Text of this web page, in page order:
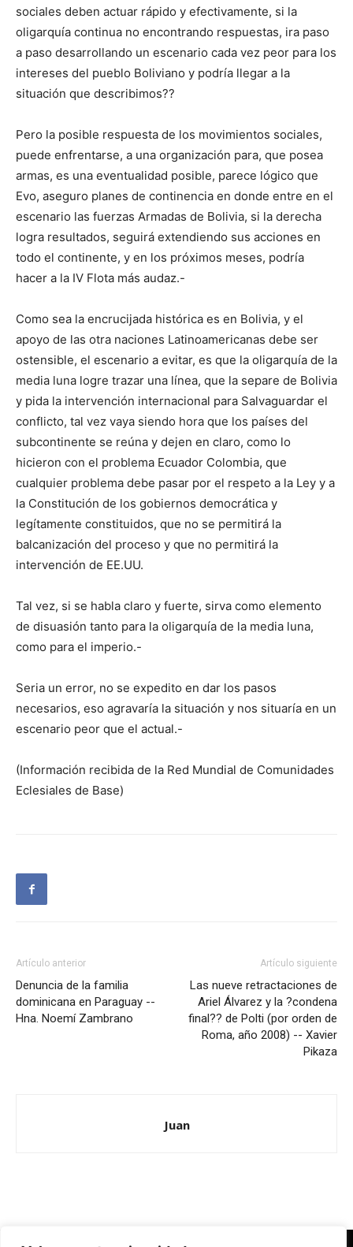
sociales deben actuar rápido y efectivamente, si la
oligarquía continua no encontrando respuestas, ira paso
a paso desarrollando un escenario cada vez peor para los
intereses del pueblo Boliviano y podría llegar a la
situación que describimos??
Pero la posible respuesta de los movimientos sociales,
puede enfrentarse, a una organización para, que posea
armas, es una eventualidad posible, parece lógico que
Evo, aseguro planes de continencia en donde entre en el
escenario las fuerzas Armadas de Bolivia, si la derecha
logra resultados, seguirá extendiendo sus acciones en
todo el continente, y en los próximos meses, podría
hacer a la IV Flota más audaz.-
Como sea la encrucijada histórica es en Bolivia, y el
apoyo de las otra naciones Latinoamericanas debe ser
ostensible, el escenario a evitar, es que la oligarquía de la
media luna logre trazar una línea, que la separe de Bolivia
y pida la intervención internacional para Salvaguardar el
conflicto, tal vez vaya siendo hora que los países del
subcontinente se reúna y dejen en claro, como lo
hicieron con el problema Ecuador Colombia, que
cualquier problema debe pasar por el respeto a la Ley y a
la Constitución de los gobiernos democrática y
legítamente constituidos, que no se permitirá la
balcanización del proceso y que no permitirá la
intervención de EE.UU.
Tal vez, si se habla claro y fuerte, sirva como elemento
de disuasión tanto para la oligarquía de la media luna,
como para el imperio.-
Seria un error, no se expedito en dar los pasos
necesarios, eso agravaría la situación y nos situaría en un
escenario peor que el actual.-
(Información recibida de la Red Mundial de Comunidades
Eclesiales de Base)
Artículo anterior
Denuncia de la familia
dominicana en Paraguay --
Hna. Noemí Zambrano
Artículo siguiente
Las nueve retractaciones de
Ariel Álvarez y la ?condena
final?? de Polti (por orden de
Roma, año 2008) -- Xavier
Pikaza
Juan